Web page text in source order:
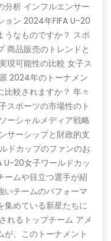
分析 インフルエンサー
ョン 2024年FIFA U-20
うなものですか？ スポ
商品販売のトレンドと
現可能性の比較 女子ス
2024年のトーナメン
比較されますか？ 年々
スポーツの市場性のト
ーシャルメディア戦略
サーシップと財政的支
ドカップのファンのお
U-20女子ワールドカッ
ームや目立つ選手が紹
いチームのパフォーマ
集めている新星たちに
れるトップチーム アメ
が、このトーナメント